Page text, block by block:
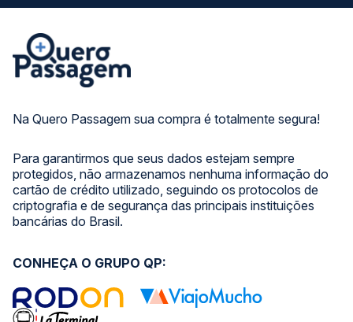
Na Quero Passagem sua compra é totalmente segura!
Para garantirmos que seus dados estejam sempre
protegidos, não armazenamos nenhuma informação do
cartão de crédito utilizado, seguindo os protocolos de
criptografia e de segurança das principais instituições
bancárias do Brasil.
CONHEÇA O GRUPO QP: